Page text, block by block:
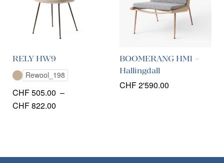
RELY HW9
Rewool_198
CHF505.00 –
CHF822.00
à
BOOMERANG HM1 –
Hallingdall
CHF2'590.00